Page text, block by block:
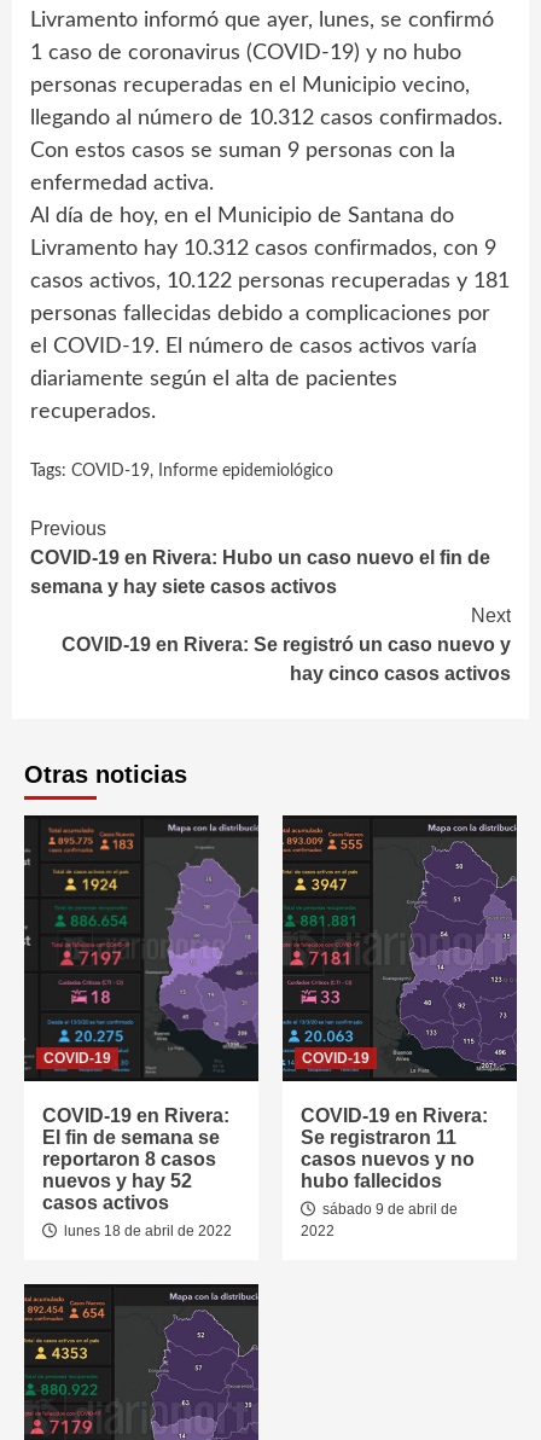
Livramento informó que ayer, lunes, se confirmó
1 caso de coronavirus (COVID-19) y no hubo
personas recuperadas en el Municipio vecino,
llegando al número de 10.312 casos confirmados.
Con estos casos se suman 9 personas con la
enfermedad activa.
Al día de hoy, en el Municipio de Santana do
Livramento hay 10.312 casos confirmados, con 9
casos activos, 10.122 personas recuperadas y 181
personas fallecidas debido a complicaciones por
el COVID-19. El número de casos activos varía
diariamente según el alta de pacientes
recuperados.
Tags: COVID-19, Informe epidemiológico
Continue
Reading
Previous
COVID-19 en Rivera: Hubo un caso nuevo el fin de
semana y hay siete casos activos
Next
COVID-19 en Rivera: Se registró un caso nuevo y
hay cinco casos activos
Otras noticias
COVID-19
COVID-19 en Rivera:
El fin de semana se
reportaron 8 casos
nuevos y hay 52
casos activos
lunes 18 de abril de 2022
COVID-19
COVID-19 en Rivera:
Se registraron 11
casos nuevos y no
hubo fallecidos
sábado 9 de abril de
2022